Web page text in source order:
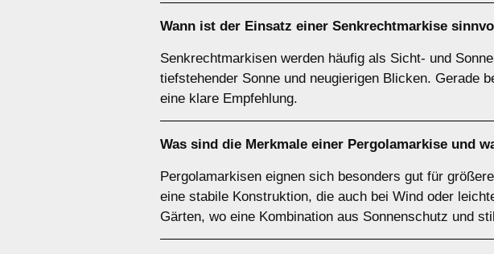
Wann ist der Einsatz einer Senkrechtmarkise
Senkrechtmarkisen werden häufig als Sicht- und
tiefstehender Sonne und neugierigen Blicken. Gerade
eine klare Empfehlung.
Was sind die Merkmale einer Pergolamarkise und
Pergolamarkisen eignen sich besonders gut für
eine stabile Konstruktion, die auch bei Wind oder
Gärten, wo eine Kombination aus Sonnenschutz und